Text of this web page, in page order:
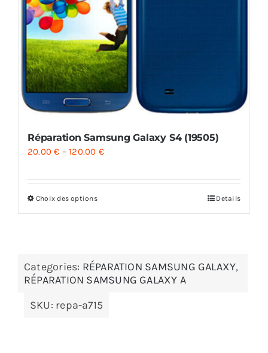
Réparation Samsung Galaxy S4 (19505)
20.00€ –120.00 €
Choix des options Details
Categories: RÉPARATION SAMSUNG GALAXY,
RÉPARATION SAMSUNG GALAXY A
SKU: repa-a715